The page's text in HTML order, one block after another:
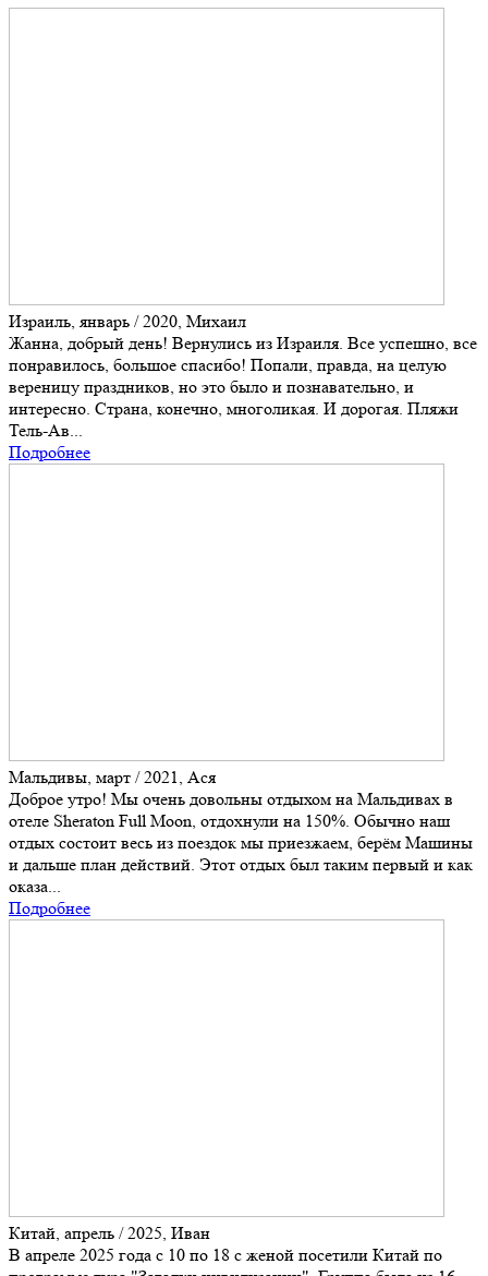
Израиль, январь / 2020, Михаил
Жанна, добрый день! Вернулись из Израиля. Все успешно, все
понравилось, большое спасибо! Попали, правда, на целую
вереницу праздников, но это было и познавательно, и
интересно. Страна, конечно, многоликая. И дорогая. Пляжи
Тель-Ав...
Подробнее
Мальдивы, март / 2021, Ася
Доброе утро! Мы очень довольны отдыхом на Мальдивах в
отеле Sheraton Full Moon, отдохнули на 150%. Обычно наш
отдых состоит весь из поездок мы приезжаем, берём Машины
и дальше план действий. Этот отдых был таким первый и как
оказа...
Подробнее
Китай, апрель / 2025, Иван
В апреле 2025 года с 10 по 18 с женой посетили Китай по